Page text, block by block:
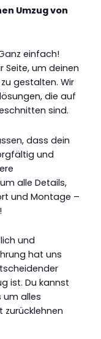
Umzug von
einfach!
Seite, um deinen
gestalten. Wir
die auf
sind.
dass dein
und
alle Details,
und Montage –
und
hat uns
ist. Du kannst
um alles